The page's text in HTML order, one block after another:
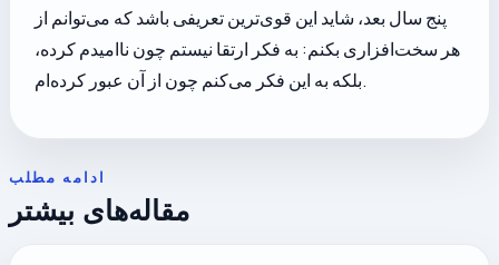
پنج سال بعد، شاید این قوی‌ترین تعریفی باشد که می‌توانم از
هر سخت‌افزاری بکنم: به فکر ارتقا نیستم چون ناامیدم کرده،
بلکه به این فکر می‌کنم چون از آن عبور کرده‌ام.
ادامه مطلب
مقاله‌های بیشتر